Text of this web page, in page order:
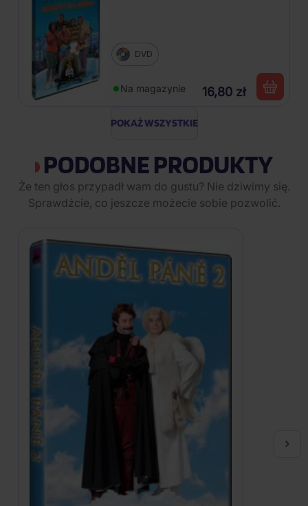
DVD
Na magazynie 16,80 zł
POKAŻ WSZYSTKIE
PODOBNE PRODUKTY
Że ten głos przypadł wam do gustu? Nie dziwimy się.
Sprawdźcie, co jeszcze możecie sobie pozwolić.